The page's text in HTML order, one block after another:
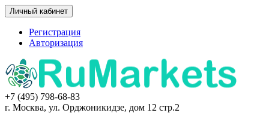
Личный кабинет
Регистрация
Авторизация
+7 (495) 798-68-83
г. Москва, ул. Орджоникидзе, дом 12 стр.2